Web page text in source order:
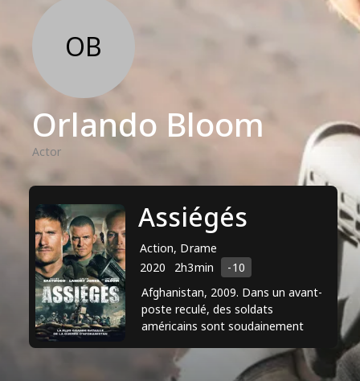
OB
Orlando Bloom
Actor
Assiégés
Action, Drame
2020
2h3min
-10
Afghanistan, 2009. Dans un avant-
poste reculé, des soldats
américains sont soudainement